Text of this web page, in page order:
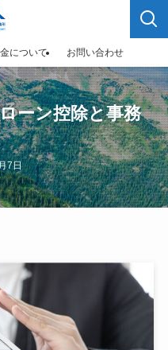
について お問い合わせ
ーン控除と事務
7日